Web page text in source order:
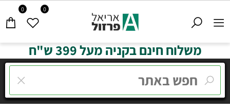
0 0
משלוח חינם בקניה מעל 399 ש"ח